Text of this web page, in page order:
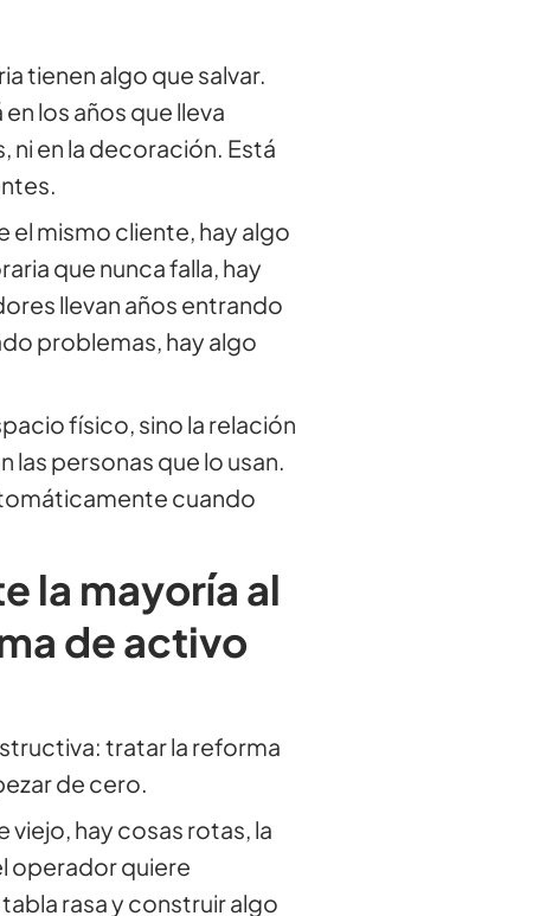
tienen algo que salvar.
los años que lleva
ni en la decoración. Está
el mismo cliente, hay algo
que nunca falla, hay
llevan años entrando
problemas, hay algo
físico, sino la relación
las personas que lo usan.
cuando
la mayoría al
de activo
tratar la reforma
de cero.
viejo, hay cosas rotas, la
operador quiere
rasa y construir algo